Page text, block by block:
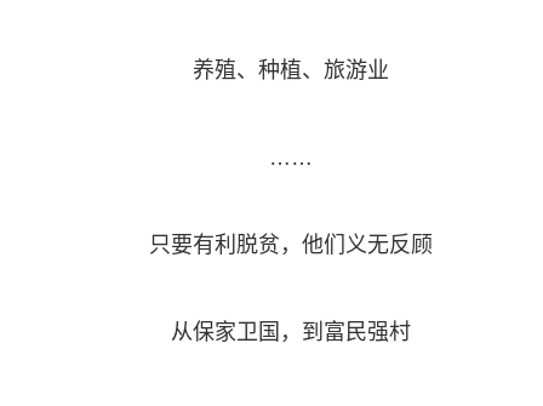
养殖、种植、旅游业
……
只要有利脱贫，他们义无反顾
从保家卫国，到富民强村